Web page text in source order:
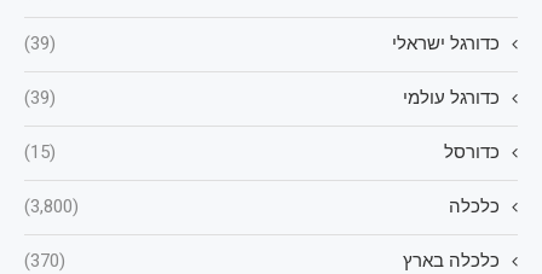
כדורגל ישראלי (39)
כדורגל עולמי (39)
כדורסל (15)
כלכלה (3,800)
כלכלה בארץ (370)